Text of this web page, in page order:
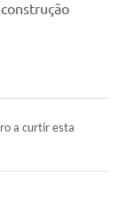
a curtir esta